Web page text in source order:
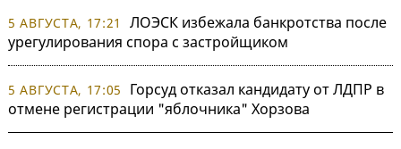
5 АВГУСТА, 17:21
ЛОЭСК избежала банкротства после
урегулирования спора с застройщиком
5 АВГУСТА, 17:05
Горсуд отказал кандидату от ЛДПР в
отмене регистрации "яблочника" Хорзова